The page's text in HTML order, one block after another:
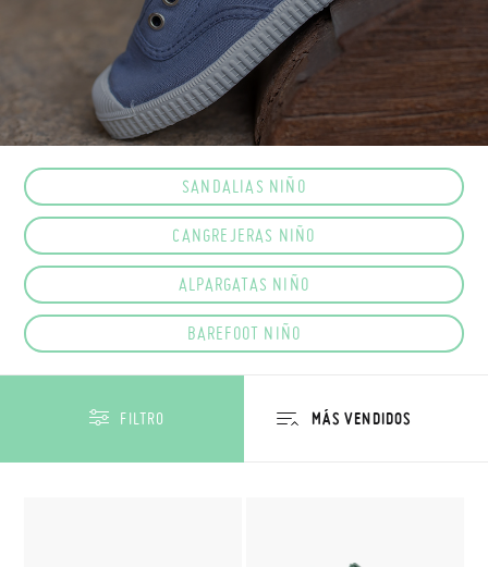
SANDALIAS NIÑO
CANGREJERAS NIÑO
ALPARGATAS NIÑO
BAREFOOT NIÑO
FILTRO